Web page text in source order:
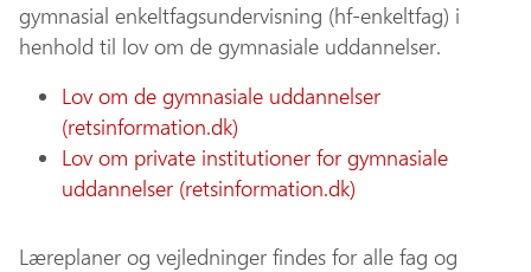
gymnasial enkeltfagsundervisning (hf-enkeltfag) i
henhold til lov om de gymnasiale uddannelser.
Lov om de gymnasiale uddannelser
(retsinformation.dk)
Lov om private institutioner for gymnasiale
uddannelser (retsinformation.dk)
Læreplaner og vejledninger findes for alle fag og